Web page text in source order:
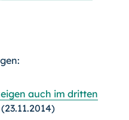
auch im dritten
(23.11.2014)